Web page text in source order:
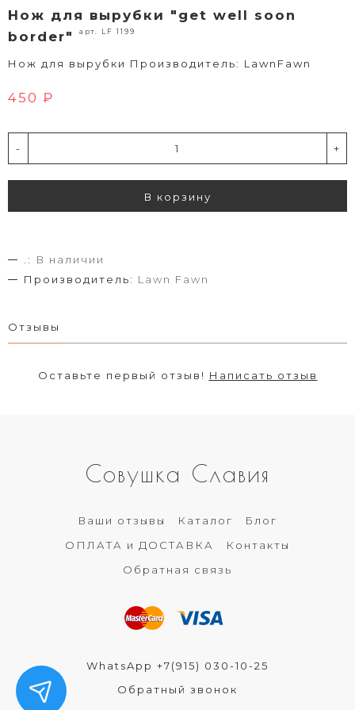
Нож для вырубки "get well soon
border"
арт. LF 1199
Нож для вырубки Производитель: LawnFawn
450 ₽
- +
В корзину
.:
В наличии
Производитель: Lawn Fawn
Отзывы
Оставьте первый отзыв! Написать отзыв
Совушка Славия
Ваши отзывы Каталог
Блог
ОПЛАТА и ДОСТАВКА
Контакты
Обратная связь
WhatsApp +7(915) 030-10-25
Обратный звонок